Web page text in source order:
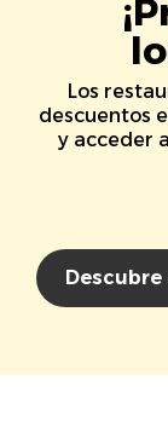
Los
descuentos
y acceder